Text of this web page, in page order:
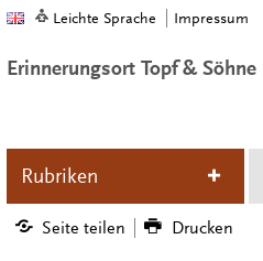
Leichte Sprache Impressum
Erinnerungsort Topf & Söhne
Rubriken
Seite teilen Drucken